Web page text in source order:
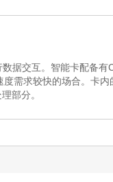
据交互。智能卡配备有
需求较快的场合。卡
部分。